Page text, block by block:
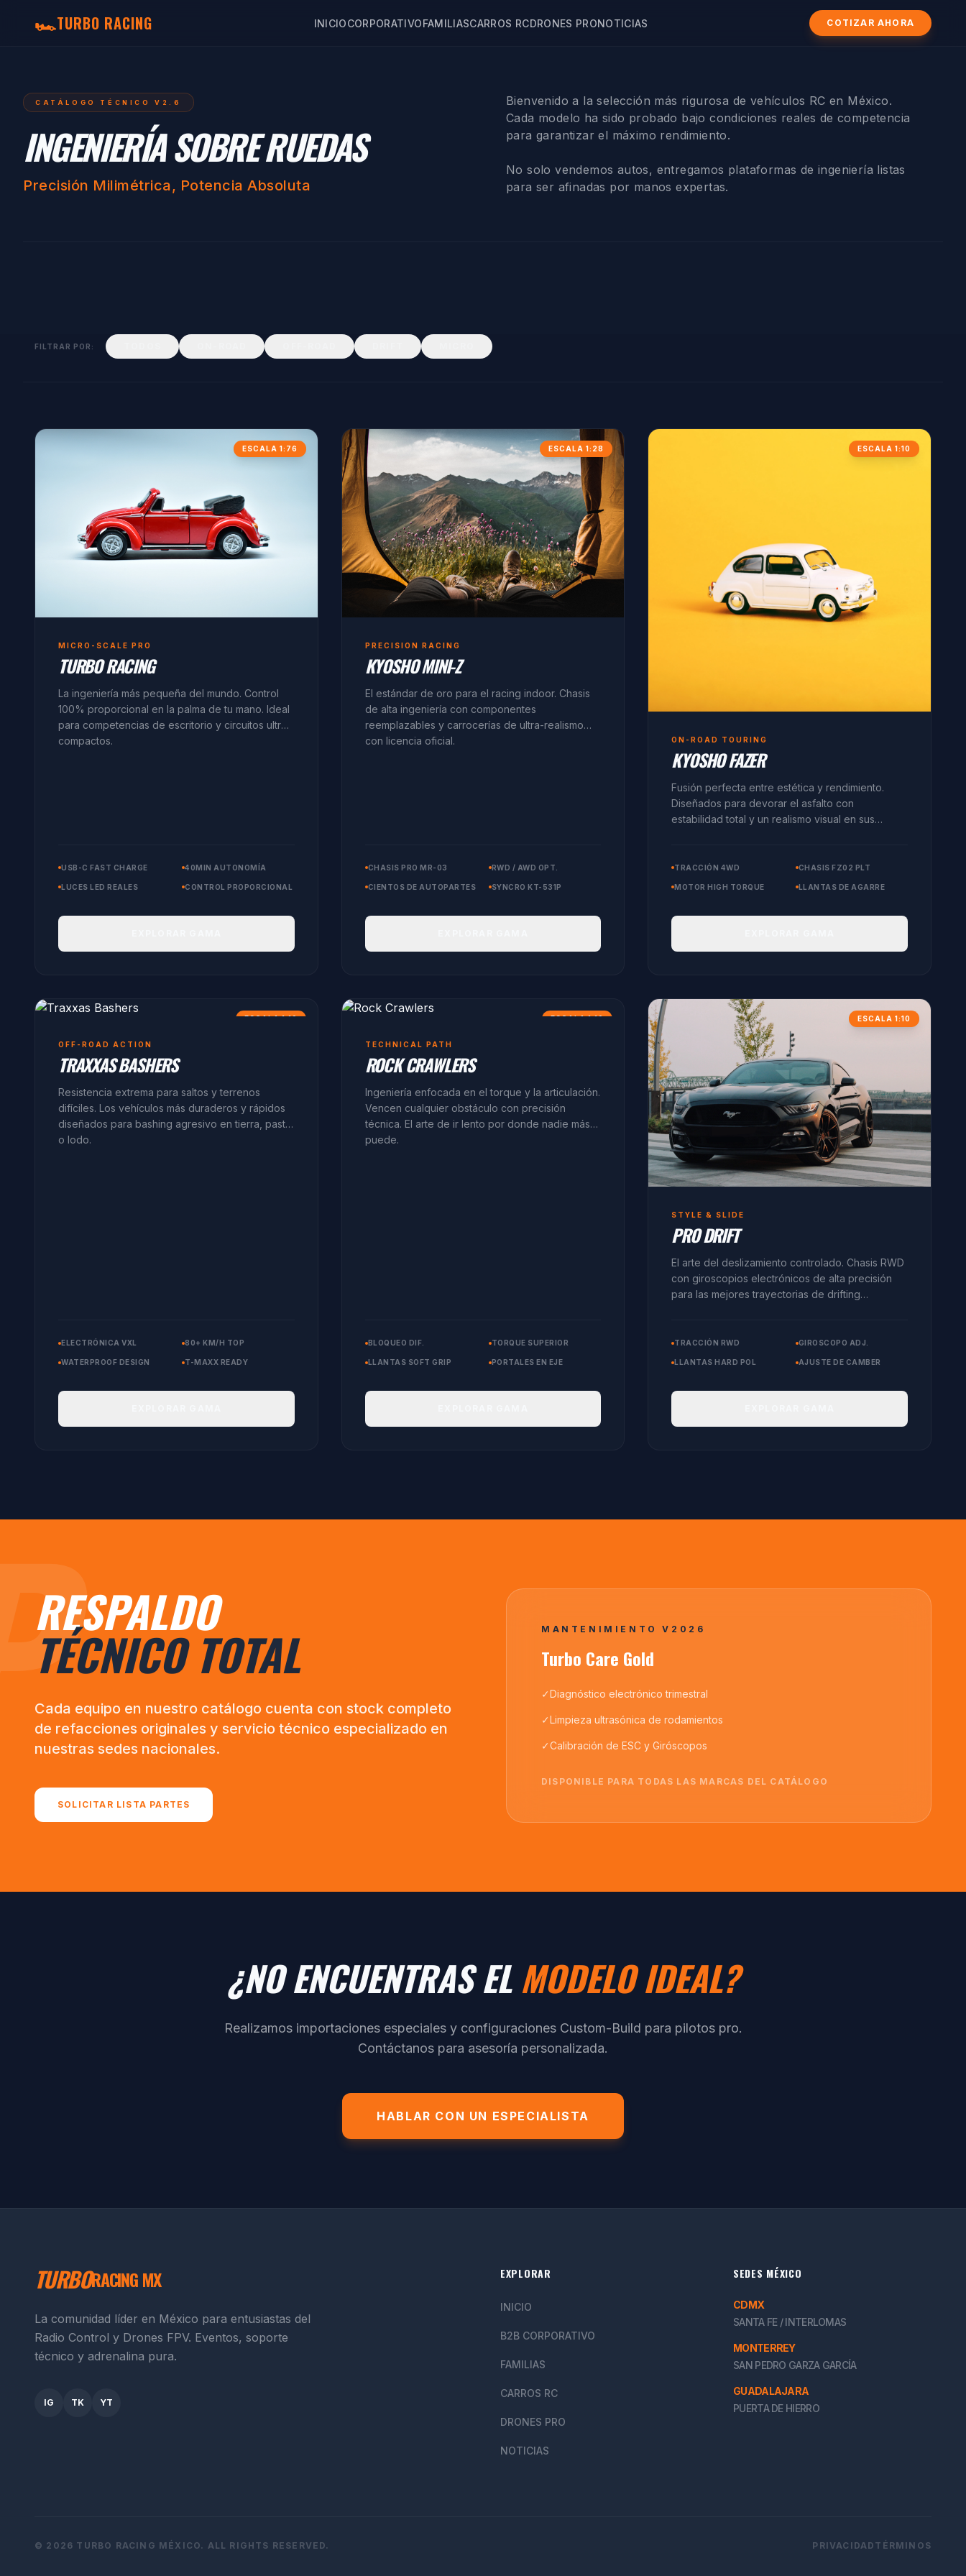
🏎️TURBO RACING INICIOCORPORATIVOFAMILIASCARROS RCDRONES PRONOTICIAS COTIZAR AHORA
CATÁLOGO TÉCNICO V2.6
INGENIERÍA SOBRE RUEDAS
Precisión Milimétrica, Potencia Absoluta
Bienvenido a la selección más rigurosa de vehículos RC en México.
Cada modelo ha sido probado bajo condiciones reales de competencia
para garantizar el máximo rendimiento.
No solo vendemos autos, entregamos plataformas de ingeniería listas
para ser afinadas por manos expertas.
FILTRAR POR:
ESCALA 1:76
MICRO-SCALE PRO
TURBO RACING
La ingeniería más pequeña del mundo. Control
100% proporcional en la palma de tu mano. Ideal
para competencias de escritorio y circuitos ultra-
compactos.
USB-C FAST CHARGE 40MIN AUTONOMÍA
LUCES LED REALES CONTROL PROPORCIONAL
ESCALA 1:28
PRECISION RACING
KYOSHO MINI-Z
El estándar de oro para el racing indoor. Chasis
de alta ingeniería con componentes
reemplazables y carrocerías de ultra-realismo
con licencia oficial.
CHASIS PRO MR-03 RWD / AWD OPT.
CIENTOS DE AUTOPARTES SYNCRO KT-531P
ESCALA 1:10
ON-ROAD TOURING
KYOSHO FAZER
Fusión perfecta entre estética y rendimiento.
Diseñados para devorar el asfalto con
estabilidad total y un realismo visual en sus
TRACCIÓN 4WD CHASIS FZ02 PLT
MOTOR HIGH TORQUE LLANTAS DE AGARRE
ESCALA 1:10
OFF-ROAD ACTION
TRAXXAS BASHERS
Resistencia extrema para saltos y terrenos
difíciles. Los vehículos más duraderos y rápidos
diseñados para bashing agresivo en tierra, pasto
o lodo.
ELECTRÓNICA VXL 80+ KM/H TOP
WATERPROOF DESIGN T-MAXX READY
ESCALA 1:10
TECHNICAL PATH
ROCK CRAWLERS
Ingeniería enfocada en el torque y la articulación.
Vencen cualquier obstáculo con precisión
técnica. El arte de ir lento por donde nadie más
puede.
BLOQUEO DIF. TORQUE SUPERIOR
LLANTAS SOFT GRIP PORTALES EN EJE
ESCALA 1:10
STYLE & SLIDE
PRO DRIFT
El arte del deslizamiento controlado. Chasis RWD
con giroscopios electrónicos de alta precisión
para las mejores trayectorias de drifting
TRACCIÓN RWD GIROSCOPO ADJ.
LLANTAS HARD POL AJUSTE DE CAMBER
RESPALDO
TÉCNICO TOTAL
Cada equipo en nuestro catálogo cuenta con stock completo
de refacciones originales y servicio técnico especializado en
nuestras sedes nacionales.
SOLICITAR LISTA PARTES
MANTENIMIENTO V2026
Turbo Care Gold
✓Diagnóstico electrónico trimestral
✓Limpieza ultrasónica de rodamientos
✓Calibración de ESC y Giróscopos
DISPONIBLE PARA TODAS LAS MARCAS DEL CATÁLOGO
¿NO ENCUENTRAS ELMODELO IDEAL?
Realizamos importaciones especiales y configuraciones Custom-Build para pilotos pro.
Contáctanos para asesoría personalizada.
HABLAR CON UN ESPECIALISTA
TURBORACING MX
La comunidad líder en México para entusiastas del
Radio Control y Drones FPV. Eventos, soporte
técnico y adrenalina pura.
IG TK YT
EXPLORAR
INICIO
B2B CORPORATIVO
FAMILIAS
CARROS RC
DRONES PRO
NOTICIAS
SEDES MÉXICO
CDMX
SANTA FE / INTERLOMAS
MONTERREY
SAN PEDRO GARZA GARCÍA
GUADALAJARA
PUERTA DE HIERRO
© 2026 TURBO RACING MÉXICO. ALL RIGHTS RESERVED. PRIVACIDAD TÉRMINOS